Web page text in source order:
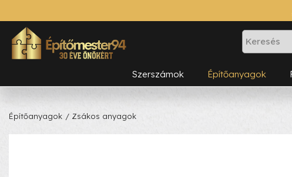
Szerszámok Építőanyagok
Építőanyagok / Zsákos anyagok